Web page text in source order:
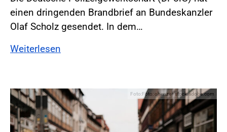
einen dringenden Brandbrief an Bundeskanzler
Olaf Scholz gesendet. In dem…
Weiterlesen
Foto:Foto: ohenze - stock.adobe.com